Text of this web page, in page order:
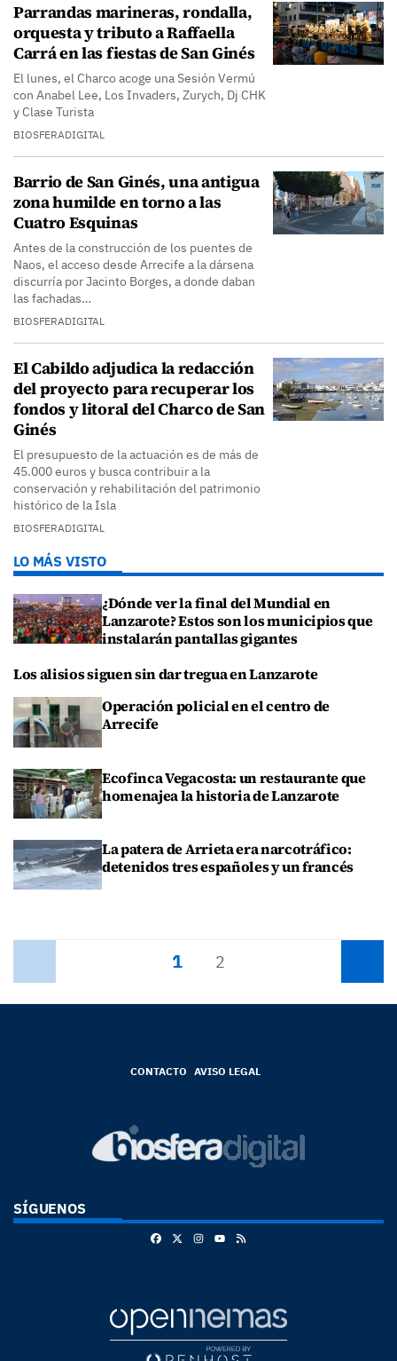
Parrandas marineras, rondalla,
orquesta y tributo a Raffaella
Carrá en las fiestas de San Ginés
El lunes, el Charco acoge una Sesión Vermú
con Anabel Lee, Los Invaders, Zurych, Dj CHK
y Clase Turista
BIOSFERADIGITAL
Barrio de San Ginés, una antigua
zona humilde en torno a las
Cuatro Esquinas
Antes de la construcción de los puentes de
Naos, el acceso desde Arrecife a la dársena
discurría por Jacinto Borges, a donde daban
las fachadas…
BIOSFERADIGITAL
El Cabildo adjudica la redacción
del proyecto para recuperar los
fondos y litoral del Charco de San
Ginés
El presupuesto de la actuación es de más de
45.000 euros y busca contribuir a la
conservación y rehabilitación del patrimonio
histórico de la Isla
BIOSFERADIGITAL
LO MÁS VISTO
¿Dónde ver la final del Mundial en
Lanzarote? Estos son los municipios que
instalarán pantallas gigantes
Los alisios siguen sin dar tregua en Lanzarote
Operación policial en el centro de
Arrecife
Ecofinca Vegacosta: un restaurante que
homenajea la historia de Lanzarote
La patera de Arrieta era narcotráfico:
detenidos tres españoles y un francés
1 2
CONTACTO AVISO LEGAL
SÍGUENOS
FacebookInstagram